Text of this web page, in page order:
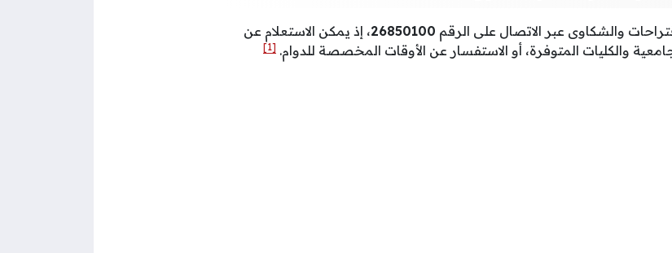
والشكاوى عبر الاتصال على الرقم 26850100، إذ يمكن الاستعلام عن
والكليات المتوفرة، أو الاستفسار عن الأوقات المخصصة للدوام. [1]